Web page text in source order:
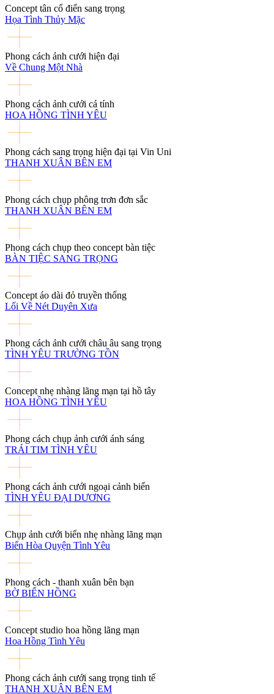
Concept tân cổ điển sang trọng
Họa Tình Thủy Mặc
Phong cách ảnh cưới hiện đại
Về Chung Một Nhà
Phong cách ảnh cưới cá tính
HOA HỒNG TÌNH YÊU
Phong cách sang trọng hiện đại tại Vin Uni
THANH XUÂN BÊN EM
Phong cách chụp phông trơn đơn sắc
THANH XUÂN BÊN EM
Phong cách chụp theo concept bàn tiệc
BÀN TIỆC SANG TRỌNG
Concept áo dài đỏ truyền thống
Lối Về Nét Duyên Xưa
Phong cách ảnh cưới châu âu sang trọng
TÌNH YÊU TRƯỜNG TỒN
Concept nhẹ nhàng lãng mạn tại hồ tây
HOA HỒNG TÌNH YÊU
Phong cách chụp ảnh cưới ánh sáng
TRÁI TIM TÌNH YÊU
Phong cách ảnh cưới ngoại cảnh biển
TÌNH YÊU ĐẠI DƯƠNG
Chụp ảnh cưới biển nhẹ nhàng lãng mạn
Biển Hòa Quyện Tình Yêu
Phong cách - thanh xuân bên bạn
BỜ BIỂN HỒNG
Concept studio hoa hồng lãng mạn
Hoa Hồng Tình Yêu
Phong cách ảnh cưới sang trọng tinh tế
THANH XUÂN BÊN EM